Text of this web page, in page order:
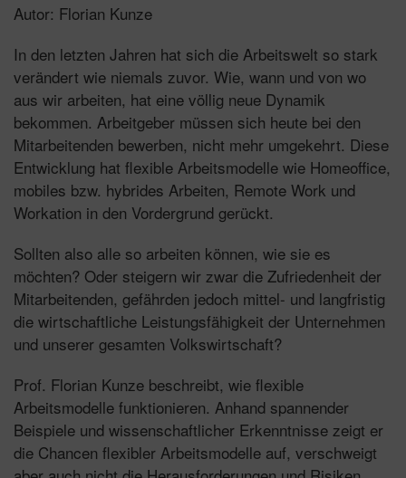
Autor: Florian Kunze
In den letzten Jahren hat sich die Arbeitswelt so stark
verändert wie niemals zuvor. Wie, wann und von wo
aus wir arbeiten, hat eine völlig neue Dynamik
bekommen. Arbeitgeber müssen sich heute bei den
Mitarbeitenden bewerben, nicht mehr umgekehrt. Diese
Entwicklung hat flexible Arbeitsmodelle wie Homeoffice,
mobiles bzw. hybrides Arbeiten, Remote Work und
Workation in den Vordergrund gerückt.
Sollten also alle so arbeiten können, wie sie es
möchten? Oder steigern wir zwar die Zufriedenheit der
Mitarbeitenden, gefährden jedoch mittel- und langfristig
die wirtschaftliche Leistungsfähigkeit der Unternehmen
und unserer gesamten Volkswirtschaft?
Prof. Florian Kunze beschreibt, wie flexible
Arbeitsmodelle funktionieren. Anhand spannender
Beispiele und wissenschaftlicher Erkenntnisse zeigt er
die Chancen flexibler Arbeitsmodelle auf, verschweigt